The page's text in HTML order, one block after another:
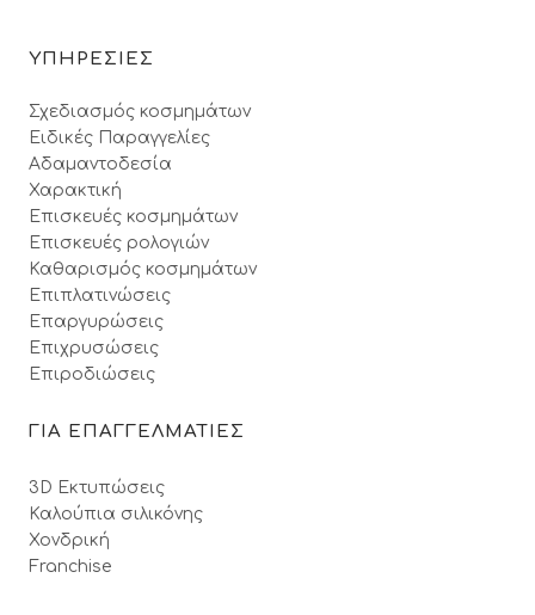
ΥΠΗΡΕΣΙΕΣ
Σχεδιασμός κοσμημάτων
Ειδικές Παραγγελίες
Αδαμαντοδεσία
Χαρακτική
Επισκευές κοσμημάτων
Επισκευές ρολογιών
Καθαρισμός κοσμημάτων
Επιπλατινώσεις
Επαργυρώσεις
Επιχρυσώσεις
Επιροδιώσεις
ΓΙΑ ΕΠΑΓΓΕΛΜΑΤΙΕΣ
3D Εκτυπώσεις
Καλούπια σιλικόνης
Χονδρική
Franchise